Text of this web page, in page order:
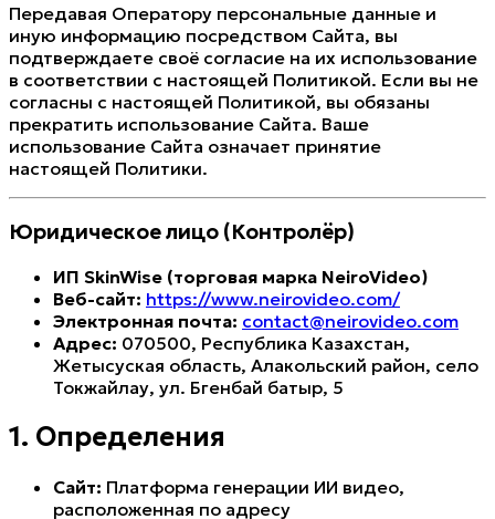
Передавая Оператору персональные данные и
иную информацию посредством Сайта, вы
подтверждаете своё согласие на их использование
в соответствии с настоящей Политикой. Если вы не
согласны с настоящей Политикой, вы обязаны
прекратить использование Сайта. Ваше
использование Сайта означает принятие
настоящей Политики.
Юридическое лицо (Контролёр)
ИП SkinWise (торговая марка NeiroVideo)
Веб-сайт: https://www.neirovideo.com/
Электронная почта: contact@neirovideo.com
Адрес: 070500, Республика Казахстан,
Жетысуская область, Алакольский район, село
Токжайлау, ул. Бөгенбай батыр, 5
1. Определения
Сайт: Платформа генерации ИИ видео,
расположенная по адресу